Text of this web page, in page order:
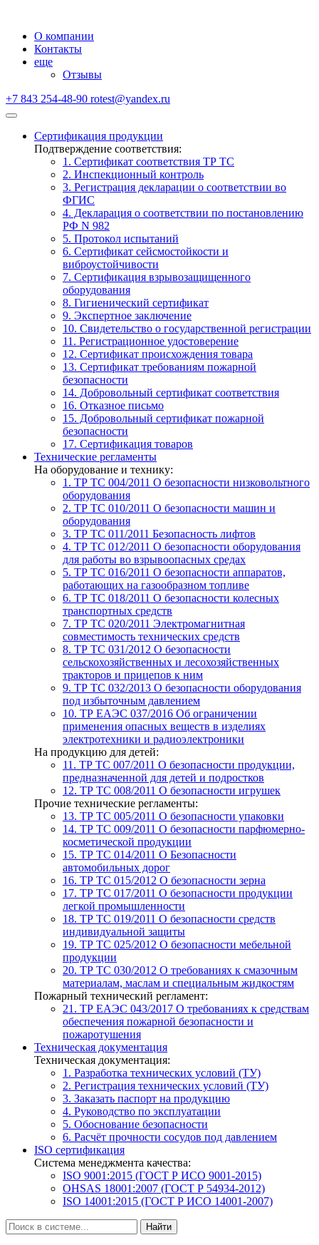
О компании
Контакты
еще
Отзывы
+7 843 254-48-90 rotest@yandex.ru
Сертификация продукции
Подтверждение соответствия:
1. Сертификат соответствия ТР ТС
2. Инспекционный контроль
3. Регистрация декларации о соответствии во
ФГИС
4. Декларация о соответствии по постановлению
РФ N 982
5. Протокол испытаний
6. Сертификат сейсмостойкости и
виброустойчивости
7. Сертификация взрывозащищенного
оборудования
8. Гигиенический сертификат
9. Экспертное заключение
10. Свидетельство о государственной регистрации
11. Регистрационное удостоверение
12. Сертификат происхождения товара
13. Сертификат требованиям пожарной
безопасности
14. Добровольный сертификат соответствия
16. Отказное письмо
15. Добровольный сертификат пожарной
безопасности
17. Сертификация товаров
Технические регламенты
На оборудование и технику:
1. ТР ТС 004/2011 О безопасности низковольтного
оборудования
2. ТР ТС 010/2011 О безопасности машин и
оборудования
3. ТР ТС 011/2011 Безопасность лифтов
4. ТР ТС 012/2011 О безопасности оборудования
для работы во взрывоопасных средах
5. ТР ТС 016/2011 О безопасности аппаратов,
работающих на газообразном топливе
6. ТР ТС 018/2011 О безопасности колесных
транспортных средств
7. TР ТС 020/2011 Электромагнитная
совместимость технических средств
8. ТР ТС 031/2012 О безопасности
сельскохозяйственных и лесохозяйственных
тракторов и прицепов к ним
9. ТР ТС 032/2013 О безопасности оборудования
под избыточным давлением
10. ТР ЕАЭС 037/2016 Об ограничении
применения опасных веществ в изделиях
электротехники и радиоэлектроники
На продукцию для детей:
11. ТР ТС 007/2011 О безопасности продукции,
предназначенной для детей и подростков
12. ТР ТС 008/2011 О безопасности игрушек
Прочие технические регламенты:
13. ТР ТС 005/2011 О безопасности упаковки
14. ТР ТС 009/2011 О безопасности парфюмерно-
косметической продукции
15. ТР ТС 014/2011 О Безопасности
автомобильных дорог
16. ТР ТС 015/2012 О безопасности зерна
17. ТР ТС 017/2011 О безопасности продукции
легкой промышленности
18. ТР ТС 019/2011 О безопасности средств
индивидуальной защиты
19. ТР ТС 025/2012 О безопасности мебельной
продукции
20. ТР ТС 030/2012 О требованиях к смазочным
материалам, маслам и специальным жидкостям
Пожарный технический регламент:
21. ТР ЕАЭС 043/2017 О требованиях к средствам
обеспечения пожарной безопасности и
пожаротушения
Техническая документация
Техническая документация:
1. Разработка технических условий (ТУ)
2. Регистрация технических условий (ТУ)
3. Заказать паспорт на продукцию
4. Руководство по эксплуатации
5. Обоснование безопасности
6. Расчёт прочности сосудов под давлением
ISO сертификация
Система менеджмента качества:
ISO 9001:2015 (ГОСТ Р ИСО 9001-2015)
OHSAS 18001:2007 (ГОСТ Р 54934-2012)
ISO 14001:2015 (ГОСТ Р ИСО 14001-2007)
Найти